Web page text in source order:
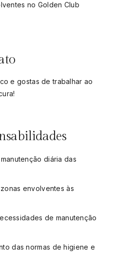
no Golden Club
e gostas de trabalhar ao
diária das
envolventes às
de manutenção
das normas de higiene e